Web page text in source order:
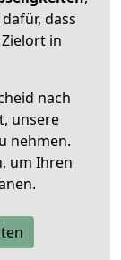
dass
in
nach
unsere
nehmen.
um Ihren